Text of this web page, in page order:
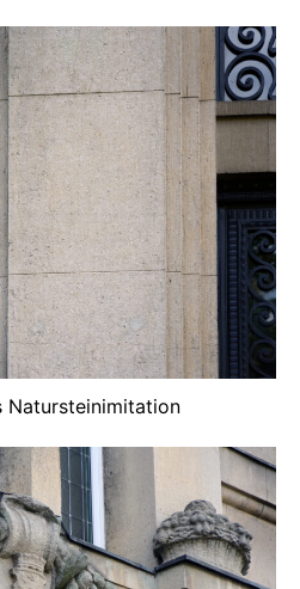
Natursteinimitation